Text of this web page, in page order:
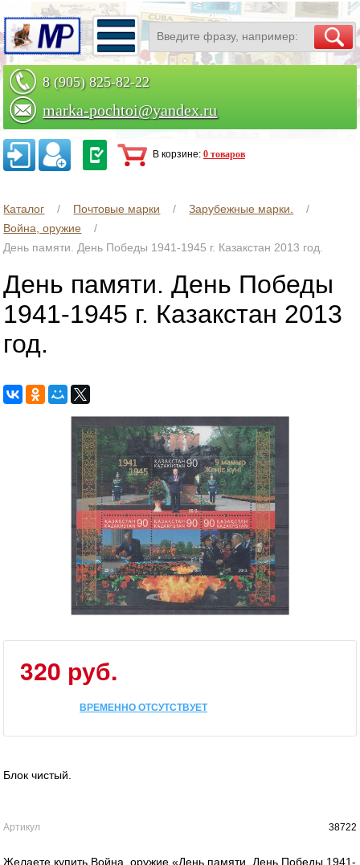
8 (905) 825-82-22
marka-pochtoi@yandex.ru
Заказать по телефону
В корзине: 0 товаров
Каталог Почтовые марки
Зарубежные марки.
Война, оружие
День памяти. День Победы 1941-1945 г. Казакстан 2013 год.
День памяти. День Победы
1941-1945 г. Казакстан 2013
год.
320 руб.
ВРЕМЕННО ОТСУТСТВУЕТ
Блок чистый.
Артикул 38722
Желаете купить Война, оружие «День памяти. День Победы 1941-